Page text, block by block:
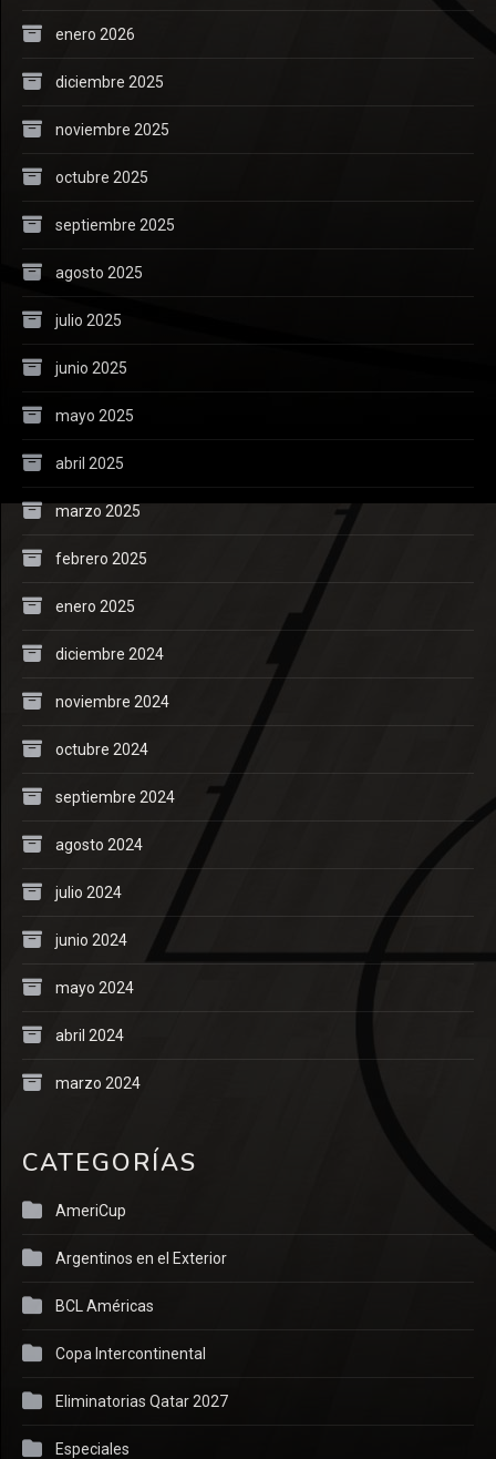
enero 2026
diciembre 2025
noviembre 2025
octubre 2025
septiembre 2025
agosto 2025
julio 2025
junio 2025
mayo 2025
abril 2025
marzo 2025
febrero 2025
enero 2025
diciembre 2024
noviembre 2024
octubre 2024
septiembre 2024
agosto 2024
julio 2024
junio 2024
mayo 2024
abril 2024
marzo 2024
CATEGORÍAS
AmeriCup
Argentinos en el Exterior
BCL Américas
Copa Intercontinental
Eliminatorias Qatar 2027
Especiales